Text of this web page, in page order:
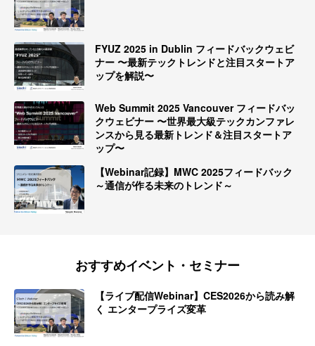
FYUZ 2025 in Dublin フィードバックウェビ
ナー 〜最新テックトレンドと注目スタートア
ップを解説〜
Web Summit 2025 Vancouver フィードバッ
クウェビナー 〜世界最大級テックカンファレ
ンスから見る最新トレンド＆注目スタートア
ップ〜
【Webinar記録】MWC 2025フィードバック
～通信が作る未来のトレンド～
おすすめイベント・セミナー
【ライブ配信Webinar】CES2026から読み解
く エンタープライズ変革